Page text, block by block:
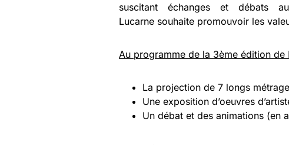
suscitant échanges et débats
Lucarne souhaite promouvoir les
Au programme de la 3ème édition de
La projection de 7 longs
Une exposition d’oeuvres
Un débat et des animations (en